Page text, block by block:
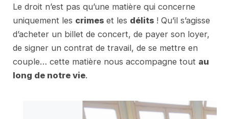
Le droit n’est pas qu’une matière qui concerne
uniquement les crimes et les délits ! Qu’il s’agisse
d’acheter un billet de concert, de payer son loyer,
de signer un contrat de travail, de se mettre en
couple… cette matière nous accompagne tout au
long de notre vie.